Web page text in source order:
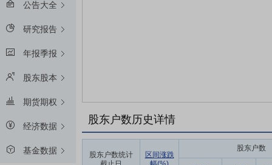
公告大全
研究报告
年报季报
股东股本
期货期权
经济数据
基金数据
股东户数历史详情
股东户数统计
区间涨跌
股东户数